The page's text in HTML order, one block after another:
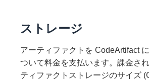
ストレージ
アーティファクトを CodeArtifact
ついて料金を支払います。課金さ
ティファクトストレージのサイズ